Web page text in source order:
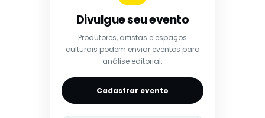
Divulgue seu evento
Produtores, artistas e espaços
culturais podem enviar eventos para
análise editorial.
Cadastrar evento